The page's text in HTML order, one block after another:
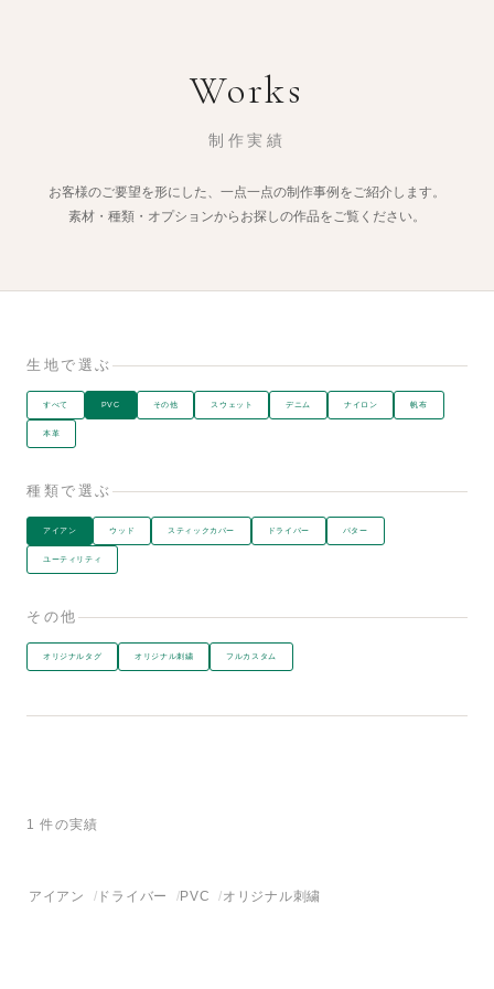
Works
制作実績
お客様のご要望を形にした、一点一点の制作事例をご紹介します。
素材・種類・オプションからお探しの作品をご覧ください。
生地で選ぶ
すべて PVC その他 スウェット デニム ナイロン 帆布
本革
種類で選ぶ
アイアン ウッド スティックカバー ドライバー パター
ユーティリティ
その他
オリジナルタグ オリジナル刺繍 フルカスタム
1 件の実績
アイアン ドライバー PVC オリジナル刺繍